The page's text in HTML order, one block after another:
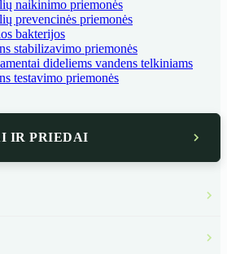
naikinimo priemonės
prevencinės priemonės
bakterijos
stabilizavimo priemonės
dideliems vandens telkiniams
testavimo priemonės
IR PRIEDAI